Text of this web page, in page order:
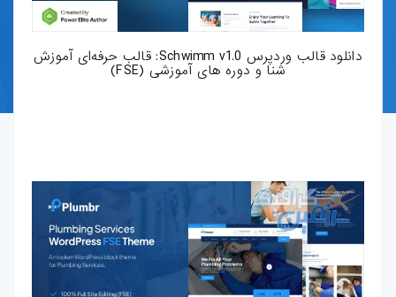
قالب-دروپال
قالب-Shopify
طرح-لایه-باز
بروشور-و-کاتالوگ
پوستر
دانلود قالب وردپرس Schwimm v1.0: قالب حرفه‌ای آموزش
شنا و دوره های آموزشی (FSE)